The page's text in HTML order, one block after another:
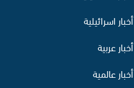
أخبار اسرائيلية
أخبار عربية
أخبار عالمية